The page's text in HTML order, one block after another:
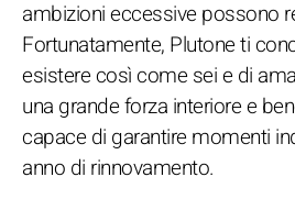
ambizioni eccessive possono
Fortunatamente, Plutone ti
esistere così come sei e di
una grande forza interiore e
capace di garantire momenti
anno di rinnovamento.